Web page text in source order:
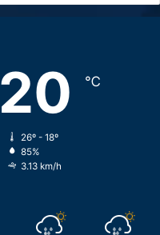
20 ℃
26º - 18º
85%
3.13 km/h